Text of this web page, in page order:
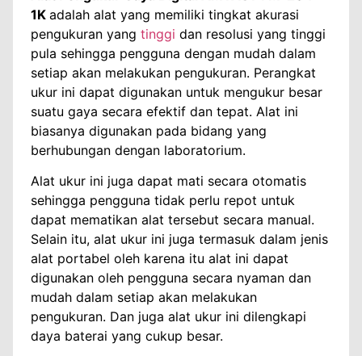
1K adalah alat yang memiliki tingkat akurasi
pengukuran yang tinggi dan resolusi yang tinggi
pula sehingga pengguna dengan mudah dalam
setiap akan melakukan pengukuran. Perangkat
ukur ini dapat digunakan untuk mengukur besar
suatu gaya secara efektif dan tepat. Alat ini
biasanya digunakan pada bidang yang
berhubungan dengan laboratorium.
Alat ukur ini juga dapat mati secara otomatis
sehingga pengguna tidak perlu repot untuk
dapat mematikan alat tersebut secara manual.
Selain itu, alat ukur ini juga termasuk dalam jenis
alat portabel oleh karena itu alat ini dapat
digunakan oleh pengguna secara nyaman dan
mudah dalam setiap akan melakukan
pengukuran. Dan juga alat ukur ini dilengkapi
daya baterai yang cukup besar.